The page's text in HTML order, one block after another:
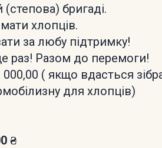
(степова) бригаді.
хлопців.
за любу підтримку!
раз! Разом до перемоги!
( якщо вдасться
для хлопців)
₴